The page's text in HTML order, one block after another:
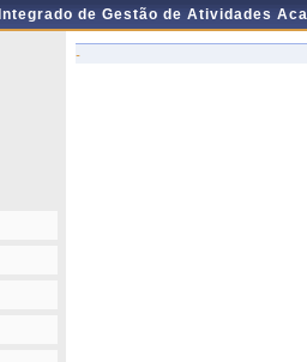
de Gestão de Atividades
-